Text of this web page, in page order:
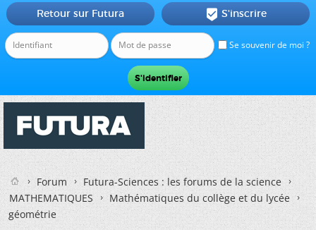
Se souvenir de moi ?
Retour sur Futura  S'inscrire
Forum
Futura-Sciences : les forums de la science
MATHEMATIQUES
Mathématiques du collège et du lycée
géométrie